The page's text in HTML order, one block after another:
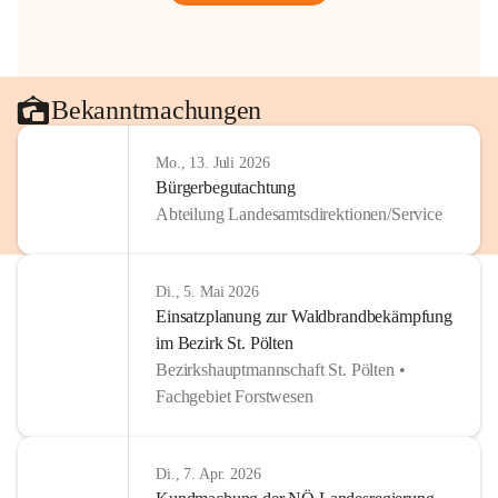
Bekanntmachungen
Mo., 13. Juli 2026
Bürgerbegutachtung
Abteilung Landesamtsdirektionen/Service
Di., 5. Mai 2026
Einsatzplanung zur Waldbrandbekämpfung
im Bezirk St. Pölten
Bezirkshauptmannschaft St. Pölten •
Fachgebiet Forstwesen
Di., 7. Apr. 2026